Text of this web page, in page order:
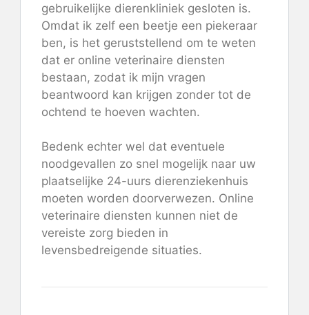
gebruikelijke dierenkliniek gesloten is.
Omdat ik zelf een beetje een piekeraar
ben, is het geruststellend om te weten
dat er online veterinaire diensten
bestaan, zodat ik mijn vragen
beantwoord kan krijgen zonder tot de
ochtend te hoeven wachten.
Bedenk echter wel dat eventuele
noodgevallen zo snel mogelijk naar uw
plaatselijke 24-uurs dierenziekenhuis
moeten worden doorverwezen. Online
veterinaire diensten kunnen niet de
vereiste zorg bieden in
levensbedreigende situaties.